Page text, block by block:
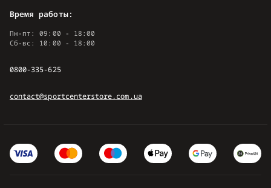
Время работы:
Пн-пт: 09:00 - 18:00
Сб-вс: 10:00 - 18:00
0800-335-625
contact@sportcenterstore.com.ua